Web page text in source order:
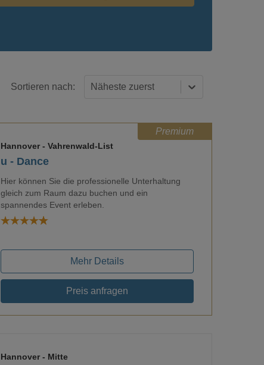
Sortieren nach: Näheste zuerst
Loading...
Premium
u - Dance
Hannover- Vahrenwald-List
Hier können Sie die professionelle Unterhaltung
gleich zum Raum dazu buchen und ein
spannendes Event erleben.
Mehr Details
Preis anfragen
Hannover- Mitte